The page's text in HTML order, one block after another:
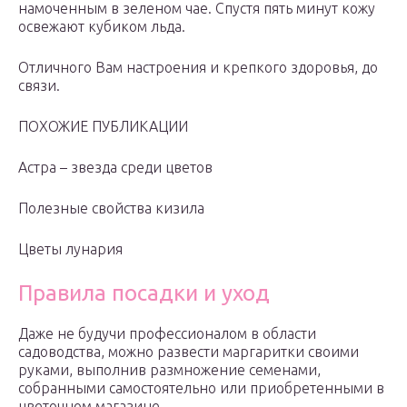
намоченным в зеленом чае. Спустя пять минут кожу
освежают кубиком льда.
Отличного Вам настроения и крепкого здоровья, до
связи.
ПОХОЖИЕ ПУБЛИКАЦИИ
Астра – звезда среди цветов
Полезные свойства кизила
Цветы лунария
Правила посадки и уход
Даже не будучи профессионалом в области
садоводства, можно развести маргаритки своими
руками, выполнив размножение семенами,
собранными самостоятельно или приобретенными в